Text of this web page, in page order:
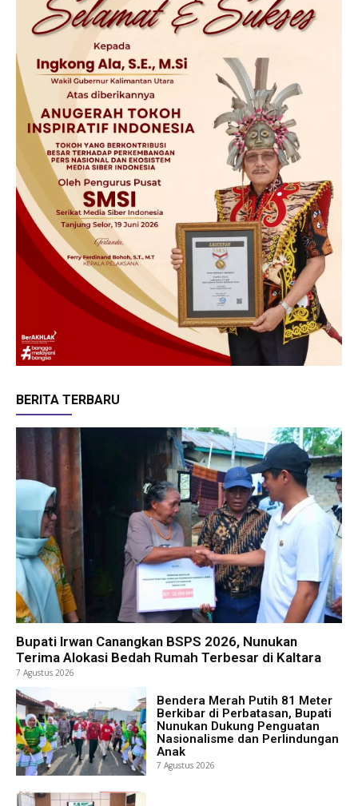
BERITA TERBARU
Bupati Irwan Canangkan BSPS 2026, Nunukan
Terima Alokasi Bedah Rumah Terbesar di Kaltara
7 Agustus 2026
Bendera Merah Putih 81 Meter
Berkibar di Perbatasan, Bupati
Nunukan Dukung Penguatan
Nasionalisme dan Perlindungan
Anak
7 Agustus 2026